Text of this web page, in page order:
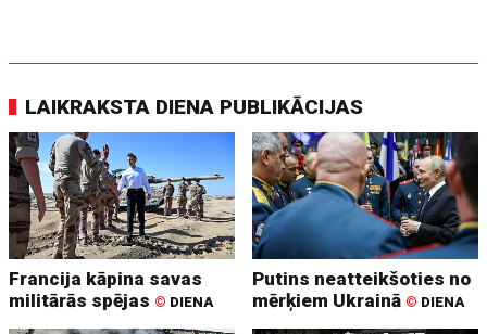
LAIKRAKSTA DIENA PUBLIKĀCIJAS
Francija kāpina savas
militārās spējas © DIENA
Putins neatteikšoties no
mērķiem Ukrainā © DIENA